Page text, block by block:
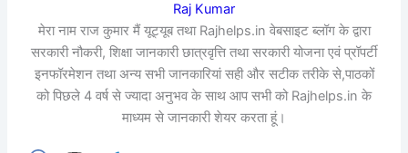
Raj Kumar
मेरा नाम राज कुमार मैं यूट्यूब तथा Rajhelps.in वेबसाइट ब्लॉग के द्वारा
सरकारी नौकरी, शिक्षा जानकारी छात्रवृत्ति तथा सरकारी योजना एवं प्रॉपर्टी
इनफॉरमेशन तथा अन्य सभी जानकारियां सही और सटीक तरीके से,पाठकों
को पिछले 4 वर्ष से ज्यादा अनुभव के साथ आप सभी को Rajhelps.in के
माध्यम से जानकारी शेयर करता हूं।